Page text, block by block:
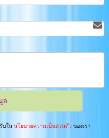
บในนโยบายความเป็นส่วนตัว ของเรา